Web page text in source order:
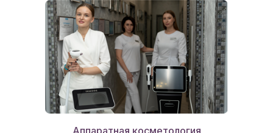
Аппаратная косметология
От какой проблемы вы
хотите избавиться?